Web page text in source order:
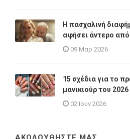
Η πασχαλινή
αφήσει άντερο από
09 Μαρ 2026
15 σχέδια για το
μανικιούρ του 2026
02 Ιουν 2026